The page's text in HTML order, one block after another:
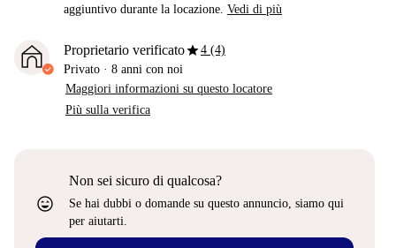
aggiuntivo durante la locazione. Vedi di più
Proprietario verificatostar4 (4)
Privato · 8 anni con noi
Maggiori informazioni su questo locatore
Più sulla verifica
sentiment_very_satisfied
Non sei sicuro di qualcosa?
Se hai dubbi o domande su questo annuncio, siamo qui
per aiutarti.